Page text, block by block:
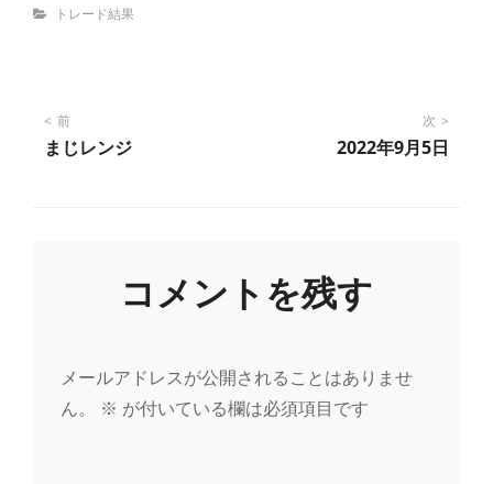
Categories
トレード結果
投
ー
前
まじレンジ
次
2022年9月5日
コメントを残す
メールアドレスが公開されることはありませ
ん。
※ が付いている欄は必須項目です